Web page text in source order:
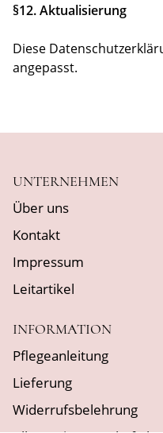
§12. Aktualisierung
Diese
angepasst.
UNTERNEHMEN
Über uns
Kontakt
Impressum
Leitartikel
INFORMATION
Pflegeanleitung
Lieferung
Widerrufsbelehrung